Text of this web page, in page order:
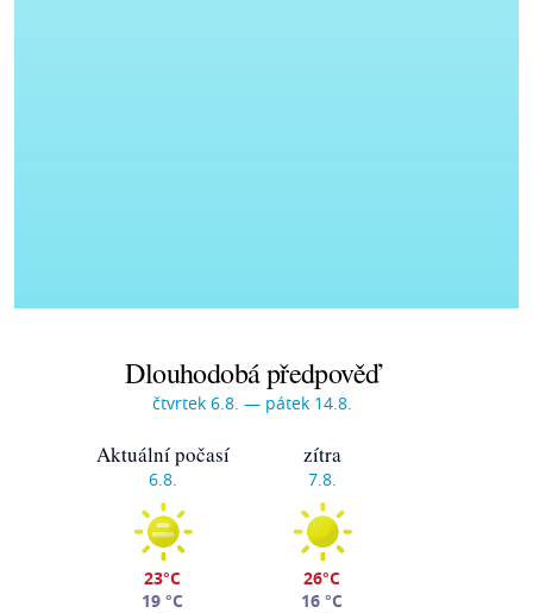
Dlouhodobá předpověď
čtvrtek 6.8. — pátek 14.8.
Aktuální počasí
6.8.
23°C
19 °C
zítra
7.8.
26°C
16 °C